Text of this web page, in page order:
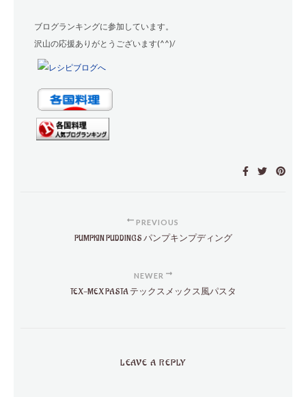
ブログランキングに参加しています。
沢山の応援ありがとうございます(^^)/
PREVIOUS
PUMPKIN PUDDINGS パンプキンプディング
NEWER
TEX-MEX PASTA テックスメックス風パスタ
LEAVE A REPLY